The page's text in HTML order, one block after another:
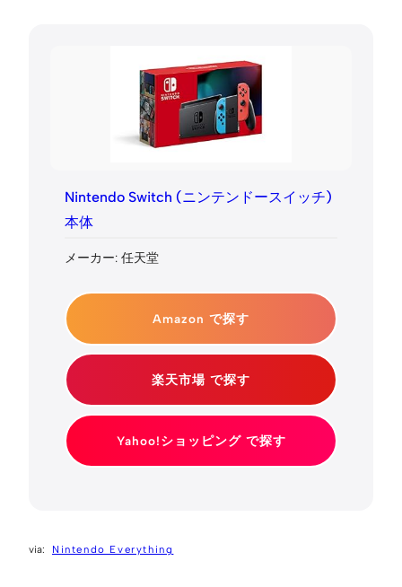
Nintendo Switch (ニンテンドースイッチ)
本体
メーカー: 任天堂
Amazon で探す
楽天市場 で探す
Yahoo!ショッピング で探す
Nintendo Everything